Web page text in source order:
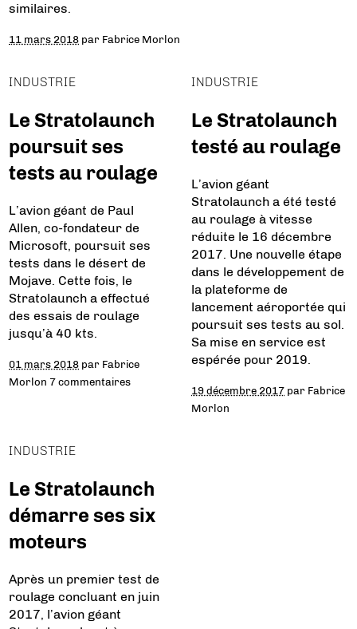
similaires.
11 mars 2018 par Fabrice Morlon
INDUSTRIE
Le Stratolaunch
poursuit ses
tests au roulage
L’avion géant de Paul
Allen, co-fondateur de
Microsoft, poursuit ses
tests dans le désert de
Mojave. Cette fois, le
Stratolaunch a effectué
des essais de roulage
jusqu’à 40 kts.
01 mars 2018 par Fabrice
Morlon 7 commentaires
INDUSTRIE
Le Stratolaunch
testé au roulage
L’avion géant
Stratolaunch a été testé
au roulage à vitesse
réduite le 16 décembre
2017. Une nouvelle étape
dans le développement de
la plateforme de
lancement aéroportée qui
poursuit ses tests au sol.
Sa mise en service est
espérée pour 2019.
19 décembre 2017 par Fabrice
Morlon
INDUSTRIE
Le Stratolaunch
démarre ses six
moteurs
Après un premier test de
roulage concluant en juin
2017, l’avion géant